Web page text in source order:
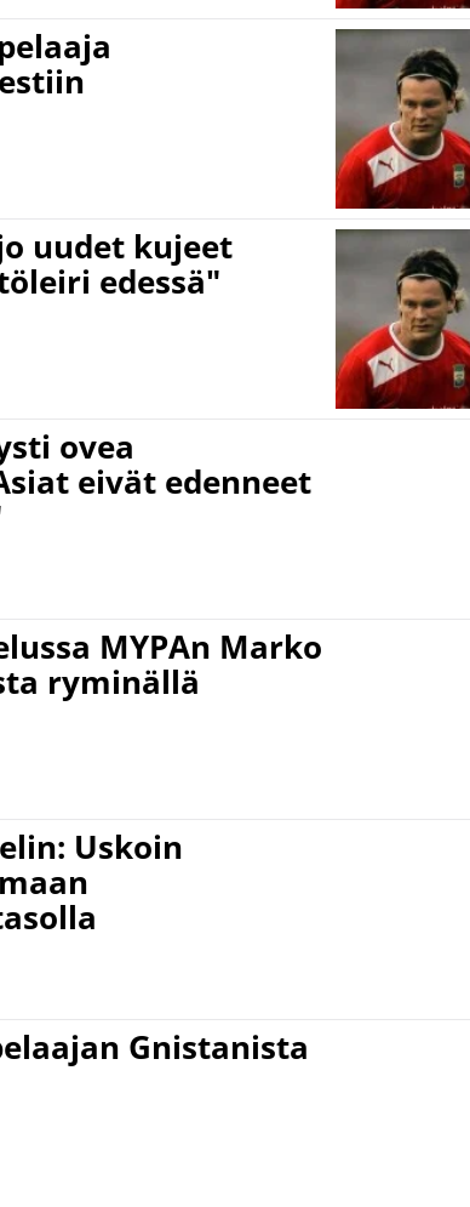
uudet kujeet
edessä"
ovea
eivät edenneet
MYPAn Marko
ryminällä
Uskoin
Gnistanista